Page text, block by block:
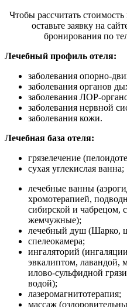
Чтобы рассчитать
оставьте заявку на
бронирования по
Лечебный профиль отеля:
заболевания опорно-
заболевания органов
заболевания ЛОР-
заболевания нервной
заболевания кожи.
Лечебная база отеля:
грязелечение
сухая углекислая ванна;
лечебные ванны
хромотерапией,
сибирской и чабрецом,
жемчужные);
лечебный душ (Шарко,
спелеокамера;
ингаляторий
эвкалиптом, лавандой,
илово-сульфидной
водой);
лазеромагнитотерапия;
массаж